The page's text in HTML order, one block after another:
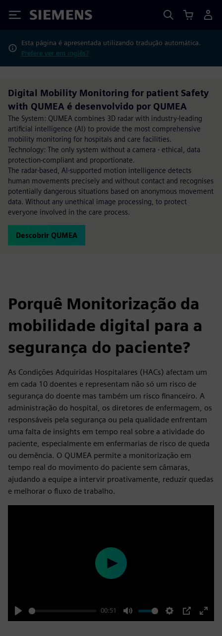
Siemens
Esta página é apresentada utilizando tradução automática.
Prefere ver em inglês?
Digital Mobility Monitoring for patient Safety
with QUMEA é desenvolvido por QUMEA
The System: QUMEA combines 3D radar with industry-leading
artificial intelligence (AI) to provide the most comprehensive
mobility monitoring for hospitals and care facilities.
Technology: The only system without a camera - ethical, data
protection-compliant and proportionate.
The radar-based, AI-supported motion intelligence detects
human movements precisely and without contact and recognises
potentially dangerous situations based on anonymous movement
data. Without any unethical image processing, to protect
everyone involved in the care process.
Descobrir QUMEA
Porquê Monitorização da
mobilidade digital para a
segurança do paciente?
As Condições Adquiridas Hospitalares (HACs) afectam um
em cada 10 doentes e representam não só um risco de
segurança do doente mas também um risco financeiro. A
administração do hospital, os diretores de enfermagem, os
responsáveis pela segurança ou pela qualidade enfrentam
uma falta de insights em tempo real sobre a atividade do
paciente, especialmente em enfermarias de risco de queda
ou demência. O QUMEA permite a monitorização em
tempo real do movimento do paciente sem câmaras,
ajudando a equipe a intervir proativamente, reduzir quedas
e melhorar o fluxo de trabalho.
Play
00:51
Mute Settings
PIP
Enter
Play